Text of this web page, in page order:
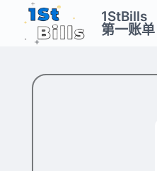
1StBills
第一账单